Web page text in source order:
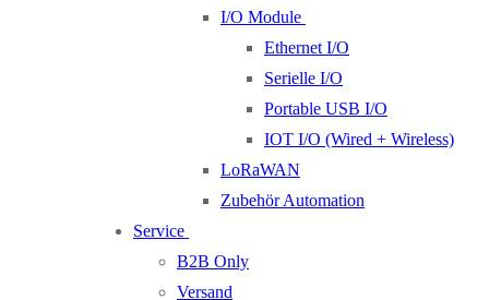
I/O Module
Ethernet I/O
Serielle I/O
Portable USB I/O
IOT I/O (Wired + Wireless)
LoRaWAN
Zubehör Automation
Service
B2B Only
Versand